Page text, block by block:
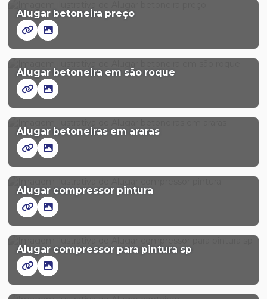
Alugar betoneira preço
Alugar betoneira em são roque
Alugar betoneiras em araras
Alugar compressor pintura
Alugar compressor para pintura sp